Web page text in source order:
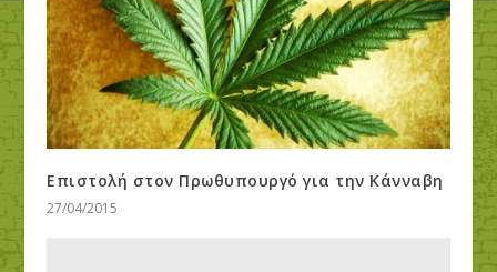
Επιστολή στον Πρωθυπουργό για την Κάνναβη
27/04/2015